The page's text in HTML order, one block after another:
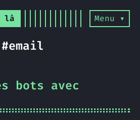
là Menu ▾
bots avec